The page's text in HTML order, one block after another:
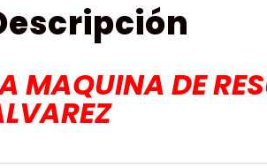
MAQUINA DE